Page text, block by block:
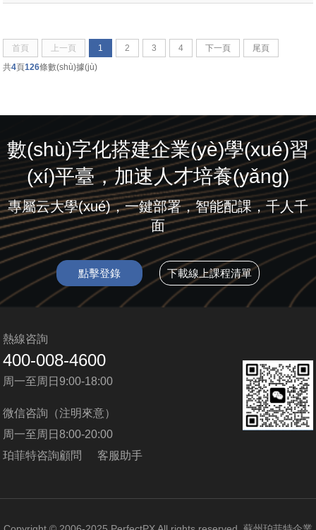
首頁 上一頁 1 2 3 4 下一頁
尾頁
共4頁126條數(shù)據(jù)
數(shù)字化搭建企業(yè)學(xué)習
(xí)平臺，加速人才培養(yǎng)
專屬云大學(xué)，一鍵部署，智能配課，千人千
面
點擊登錄 下載線上課程清單
熱線咨詢
400-008-4600
周一至周日9:00-18:00
微信咨詢（注明來意）
周一至周日8:00-20:00
珀菲特咨詢顧問
客服助手